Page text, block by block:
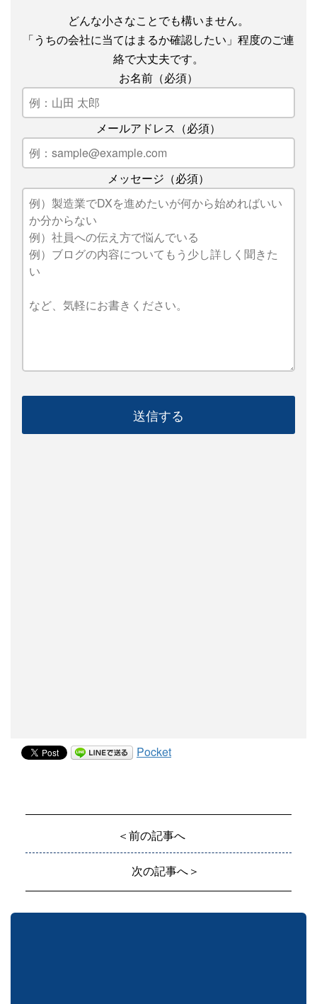
どんな小さなことでも構いません。
「うちの会社に当てはまるか確認したい」程度のご連
絡で大丈夫です。
お名前（必須）
メールアドレス（必須）
メッセージ（必須）
Pocket
＜前の記事へ
次の記事へ＞